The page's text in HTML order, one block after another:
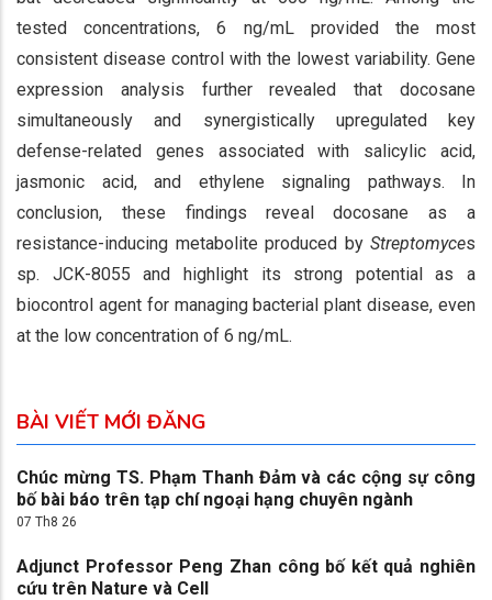
tested concentrations, 6 ng/mL provided the most
consistent disease control with the lowest variability. Gene
expression analysis further revealed that docosane
simultaneously and synergistically upregulated key
defense-related genes associated with salicylic acid,
jasmonic acid, and ethylene signaling pathways. In
conclusion, these findings reveal docosane as a
resistance-inducing metabolite produced by Streptomyces
sp. JCK-8055 and highlight its strong potential as a
biocontrol agent for managing bacterial plant disease, even
at the low concentration of 6 ng/mL.
BÀI VIẾT MỚI ĐĂNG
Chúc mừng TS. Phạm Thanh Đảm và các cộng sự công
bố bài báo trên tạp chí ngoại hạng chuyên ngành
07 Th8 26
Adjunct Professor Peng Zhan công bố kết quả nghiên
cứu trên Nature và Cell